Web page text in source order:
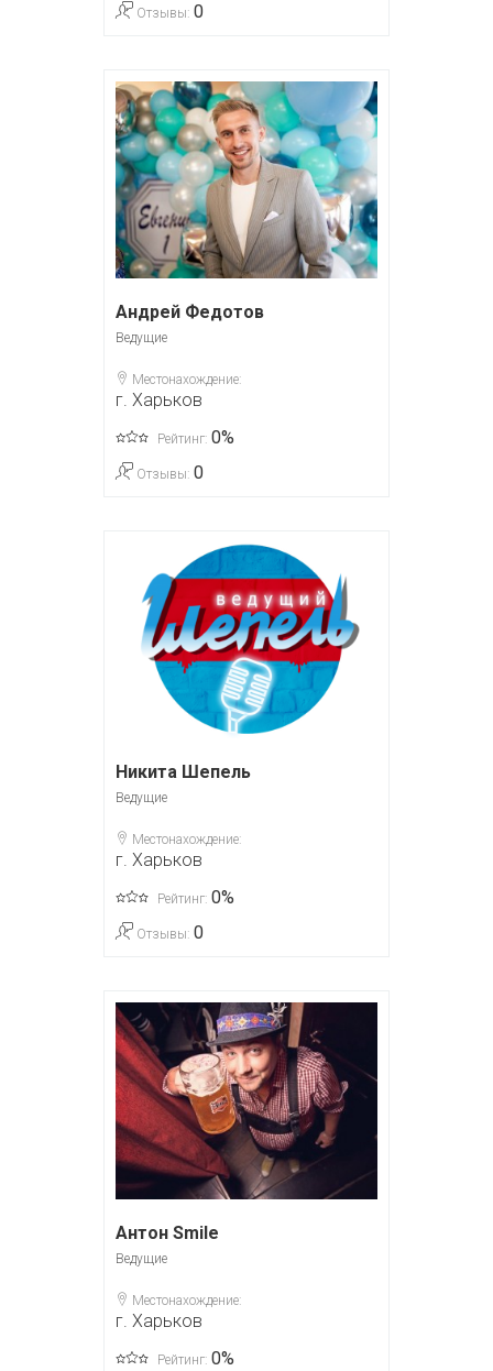
Отзывы: 0
Андрей Федотов
Ведущие
Местонахождение:
г. Харьков
Рейтинг: 0%
Отзывы: 0
Никита Шепель
Ведущие
Местонахождение:
г. Харьков
Рейтинг: 0%
Отзывы: 0
Антон Smile
Ведущие
Местонахождение:
г. Харьков
Рейтинг: 0%